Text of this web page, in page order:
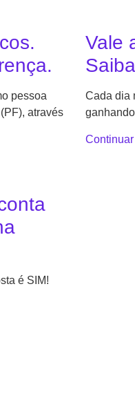
pessoa
através
Vale
Cada dia
é SIM!